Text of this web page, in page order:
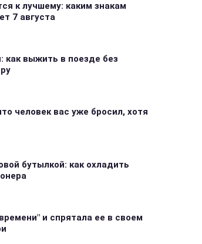
к лучшему: каким знакам
7 августа
как выжить в поезде без
человек вас уже бросил, хотя
бутылкой: как охладить
и спрятала ее в своем